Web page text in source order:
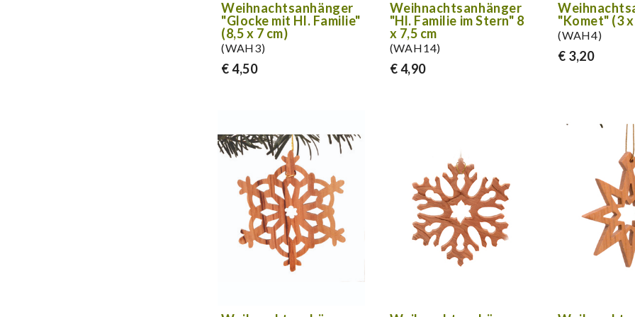
Weihnachtsanhänger
"Glocke mit Hl. Familie"
(8,5 x 7 cm)
(WAH3)
€ 4,50
Weihnachtsanhänger
"Hl. Familie im Stern" 8
x 7,5 cm
(WAH14)
€ 4,90
"Komet" (3 x
(WAH4)
€ 3,20